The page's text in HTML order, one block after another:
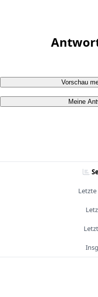
Vorschau
Meine